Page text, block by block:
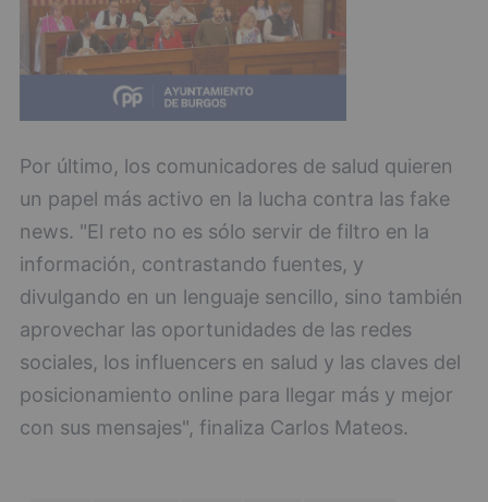
Por último, los comunicadores de salud quieren
un papel más activo en la lucha contra las fake
news. "El reto no es sólo servir de filtro en la
información, contrastando fuentes, y
divulgando en un lenguaje sencillo, sino también
aprovechar las oportunidades de las redes
sociales, los influencers en salud y las claves del
posicionamiento online para llegar más y mejor
con sus mensajes", finaliza Carlos Mateos.